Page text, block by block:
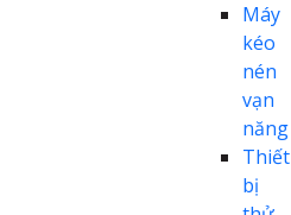
Máy
kéo
nén
vạn
năng
Thiết
bị